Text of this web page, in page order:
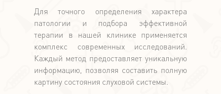
Для точного определения характера
патологии и подбора эффективной
терапии в нашей клинике применяется
комплекс современных исследований.
Каждый метод предоставляет уникальную
информацию, позволяя составить полную
картину состояния слуховой системы.